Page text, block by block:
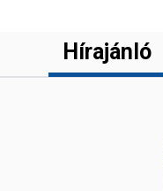
Hírajánló